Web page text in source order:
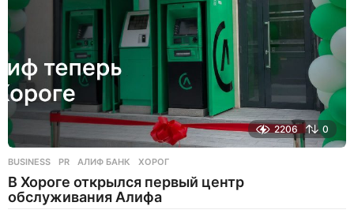
2206 0
BUSINESS ,PR АЛИФ БАНК ,ХОРОГ
В Хороге открылся первый центр
обслуживания Алифа